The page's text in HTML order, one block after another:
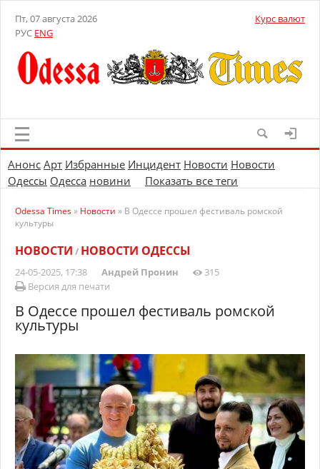
Пт, 07 августа 2026
РУС ENG
Курс валют
Анонс Арт Избранные Инцидент Новости Новости
Одессы Одесса новини Показать все теги
Odessa Times» Новости » В Одессе прошел фестиваль ромской
культуры
НОВОСТИ / НОВОСТИ ОДЕССЫ
24-05-2025, 17:38 Андрей Пронин
315
Версия для печати
В Одессе прошел фестиваль ромской
культуры